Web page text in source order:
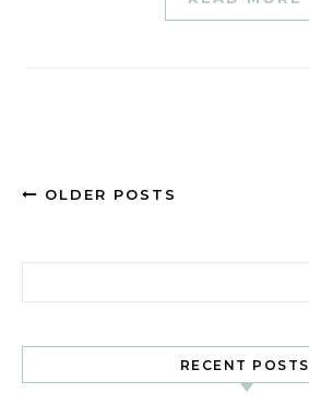
OLDER POSTS
RECENT POSTS